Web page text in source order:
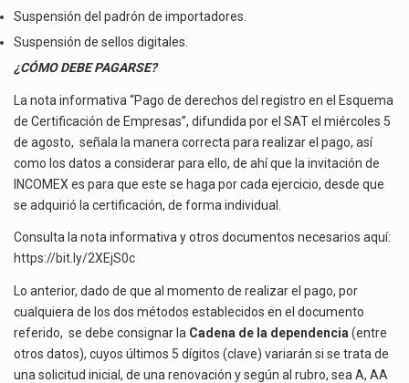
Suspensión del padrón de importadores.
Suspensión de sellos digitales.
¿CÓMO DEBE PAGARSE?
La nota informativa “Pago de derechos del registro en el Esquema
de Certificación de Empresas”, difundida por el SAT el miércoles 5
de agosto, señala la manera correcta para realizar el pago, así
como los datos a considerar para ello, de ahí que la invitación de
INCOMEX es para que este se haga por cada ejercicio, desde que
se adquirió la certificación, de forma individual.
Consulta la nota informativa y otros documentos necesarios aquí:
https://bit.ly/2XEjS0c
Lo anterior, dado de que al momento de realizar el pago, por
cualquiera de los dos métodos establecidos en el documento
referido, se debe consignar la Cadena de la dependencia (entre
otros datos), cuyos últimos 5 dígitos (clave) variarán si se trata de
una solicitud inicial, de una renovación y según al rubro, sea A, AA